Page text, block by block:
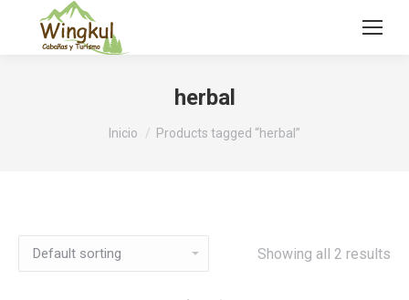
herbal
Estás aquí:
Inicio Products tagged “herbal”
Showing all 2 results